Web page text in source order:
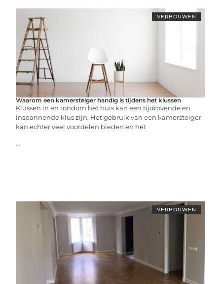
VERBOUWEN
Waarom een kamersteiger handig is tijdens het klussen
Klussen in en rondom het huis kan een tijdrovende en
inspannende klus zijn. Het gebruik van een kamersteiger
kan echter veel voordelen bieden en het
...
VERBOUWEN